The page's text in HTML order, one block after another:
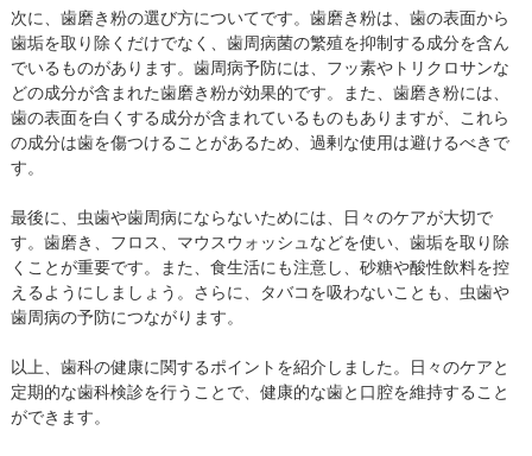
次に、歯磨き粉の選び方についてです。歯磨き粉は、歯の表面から
歯垢を取り除くだけでなく、歯周病菌の繁殖を抑制する成分を含ん
でいるものがあります。歯周病予防には、フッ素やトリクロサンな
どの成分が含まれた歯磨き粉が効果的です。また、歯磨き粉には、
歯の表面を白くする成分が含まれているものもありますが、これら
の成分は歯を傷つけることがあるため、過剰な使用は避けるべきで
す。
最後に、虫歯や歯周病にならないためには、日々のケアが大切で
す。歯磨き、フロス、マウスウォッシュなどを使い、歯垢を取り除
くことが重要です。また、食生活にも注意し、砂糖や酸性飲料を控
えるようにしましょう。さらに、タバコを吸わないことも、虫歯や
歯周病の予防につながります。
以上、歯科の健康に関するポイントを紹介しました。日々のケアと
定期的な歯科検診を行うことで、健康的な歯と口腔を維持すること
ができます。